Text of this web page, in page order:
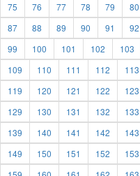
75
76 77 78 79 80
87
88 89 90 91 92
99
100 101 102 103
109
110 111 112 113
119
120 121 122 123
129
130 131 132 133
139
140 141 142 143
149
150 151 152 153